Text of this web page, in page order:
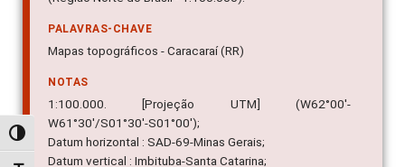
Alternar alto contraste
PALAVRAS-CHAVE
Mapas topográficos - Caracaraí (RR)
NOTAS
1:100.000. [Projeção UTM] (W62°00'-
W61°30'/S01°30'-S01°00');
Datum horizontal : SAD-69-Minas Gerais;
Datum vertical : Imbituba-Santa Catarina;